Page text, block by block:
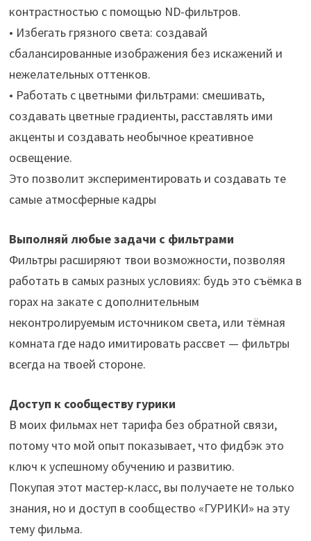
контрастностью с помощью ND-фильтров.
• Избегать грязного света: создавай
сбалансированные изображения без искажений и
нежелательных оттенков.
• Работать с цветными фильтрами: смешивать,
создавать цветные градиенты, расставлять ими
акценты и создавать необычное креативное
освещение.
Это позволит экспериментировать и создавать те
самые атмосферные кадры
Выполняй любые задачи с фильтрами
Фильтры расширяют твои возможности, позволяя
работать в самых разных условиях: будь это съёмка в
горах на закате с дополнительным
неконтролируемым источником света, или тёмная
комната где надо имитировать рассвет — фильтры
всегда на твоей стороне.
Доступ к сообществу гурики
В моих фильмах нет тарифа без обратной связи,
потому что мой опыт показывает, что фидбэк это
ключ к успешному обучению и развитию.
Покупая этот мастер-класс, вы получаете не только
знания, но и доступ в сообщество «ГУРИКИ» на эту
тему фильма.